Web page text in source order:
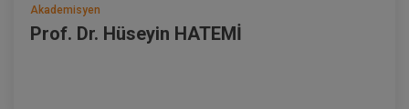
Akademisyen
Prof. Dr. Hüseyin HATEMİ